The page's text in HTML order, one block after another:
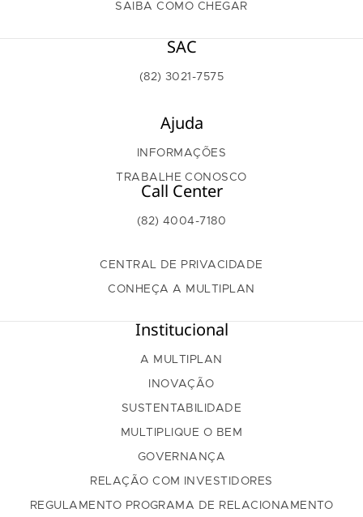
SAIBA COMO CHEGAR
SAC
(82) 3021-7575
Ajuda
INFORMAÇÕES
TRABALHE CONOSCO
Call Center
(82) 4004-7180
CENTRAL DE PRIVACIDADE
CONHEÇA A MULTIPLAN
Institucional
A MULTIPLAN
INOVAÇÃO
SUSTENTABILIDADE
MULTIPLIQUE O BEM
GOVERNANÇA
RELAÇÃO COM INVESTIDORES
REGULAMENTO PROGRAMA DE RELACIONAMENTO